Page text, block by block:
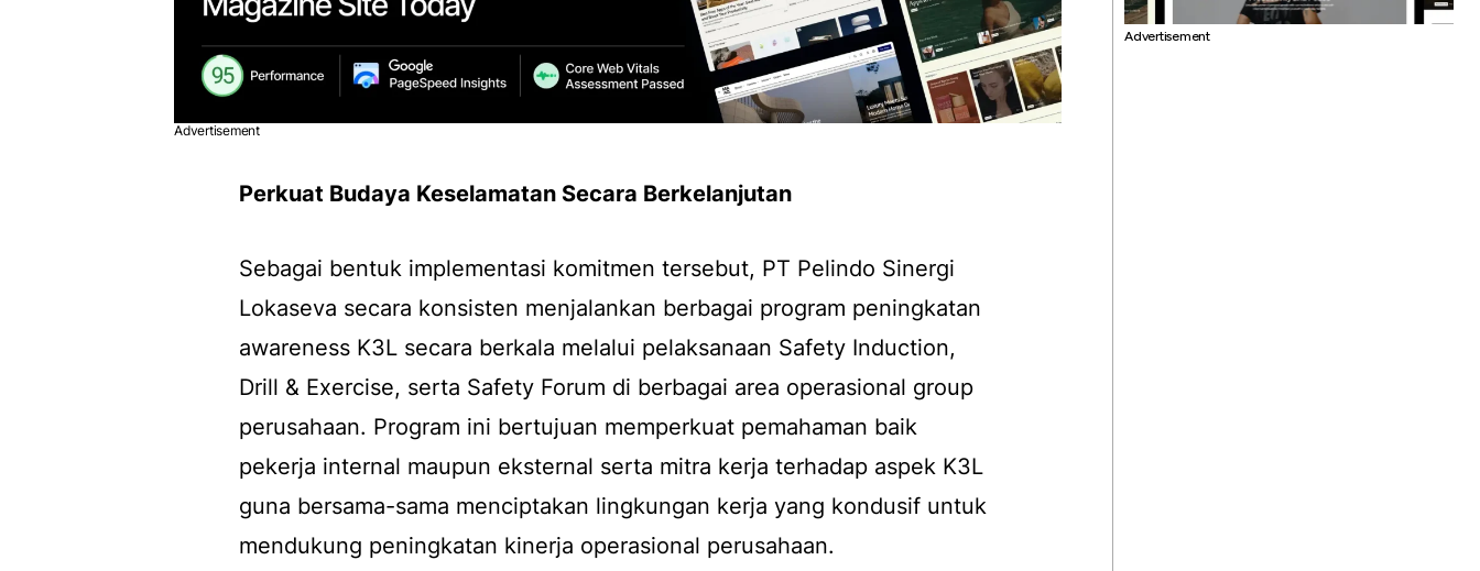
Advertisement
Perkuat Budaya Keselamatan Secara Berkelanjutan
Sebagai bentuk implementasi komitmen tersebut, PT Pelindo Sinergi
Lokaseva secara konsisten menjalankan berbagai program peningkatan
awareness K3L secara berkala melalui pelaksanaan Safety Induction,
Drill & Exercise, serta Safety Forum di berbagai area operasional group
perusahaan. Program ini bertujuan memperkuat pemahaman baik
pekerja internal maupun eksternal serta mitra kerja terhadap aspek K3L
guna bersama-sama menciptakan lingkungan kerja yang kondusif untuk
mendukung peningkatan kinerja operasional perusahaan.
Advertisement